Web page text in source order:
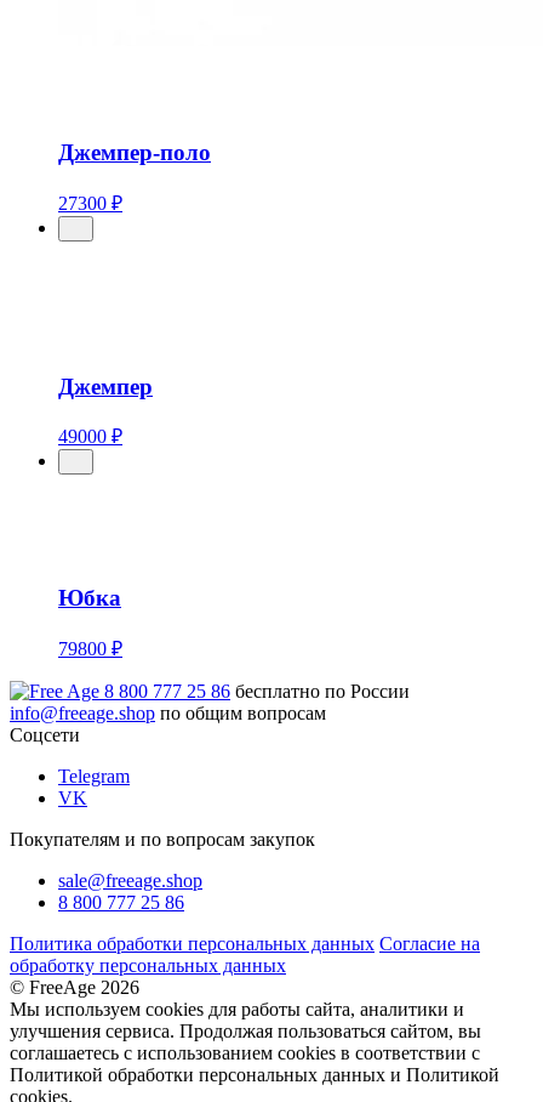
Джемпер-поло
27300 ₽
Джемпер
49000 ₽
Юбка
79800 ₽
8 800 777 25 86 бесплатно по России
info@freeage.shop по общим вопросам
Соцсети
Telegram
VK
Покупателям и по вопросам закупок
sale@freeage.shop
8 800 777 25 86
Политика обработки персональных данных Согласие на
обработку персональных данных
© FreeAge 2026
Мы используем cookies для работы сайта, аналитики и
улучшения сервиса. Продолжая пользоваться сайтом, вы
соглашаетесь с использованием cookies в соответствии с
Политикой обработки персональных данных и Политикой
cookies.